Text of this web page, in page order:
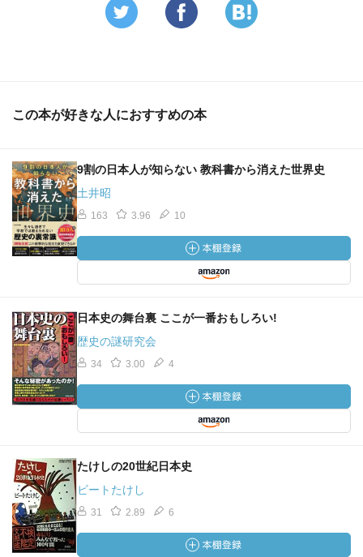
この本が好きな人におすすめの本
9割の日本人が知らない 教科書から消えた世界史
土井昭
163 3.96 10
日本史の舞台裏 ここが一番おもしろい!
歴史の謎研究会
34 3.00 4
たけしの20世紀日本史
ビートたけし
31 2.89 6